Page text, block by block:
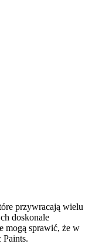
przywracają wielu
doskonale
mogą sprawić, że w